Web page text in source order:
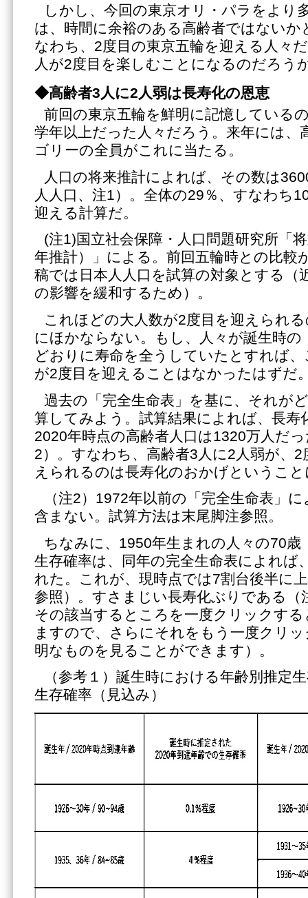
しかし、今回の東京オリ・パラをより
は、時間に余裕のある高齢者ではないか
なわち、2度目の東京五輪を迎える人々
人が2度目を楽しむことになるのだろう
◆高齢者3人に2人弱は長寿化の恩恵
前回の東京五輪を鮮明に記憶している
学年以上だった人々だろう。来年には、
ゴリーの全員がこれに当たる。
人口の将来推計によれば、その数は
人人口、注1）。全体の29％、すなわち
迎える計算だ。
(注1)国立社会保障・人口問題研究所「
年推計）」による。前回五輪時との比較
稿では日本人人口を試算の対象とする（
の影響を緩和するため）。
これほどの大人数が2度目を迎えられ
にほかならない。もし、人々が誕生時の
どおりに寿命を全うしていたとすれば
が2度目を迎えることはなかったはずだ
過去の「完全生命表」を基に、それが
算してみよう。試算結果によれば、長寿
2020年時点の高齢者人口は1320万人だ
2）。すなわち、高齢者3人に2人弱が、2
えられるのは長寿化のおかげというこ
（注2）1972年以前の「完全生命表」
含まない。試算方法は末尾脚注参照。
ちなみに、1950年生まれの人々の70歳
生存確率は、同年の完全生命表によれば
れた。これが、現時点では7割台後半に
参照）。すさまじい長寿化ぶりである（
その該当するところを一度クリックす
ますので、さらにそれをもう一度クリ
明なものを見ることができます）。
（参考１）誕生時における年齢別推定
生存確率（見込み）